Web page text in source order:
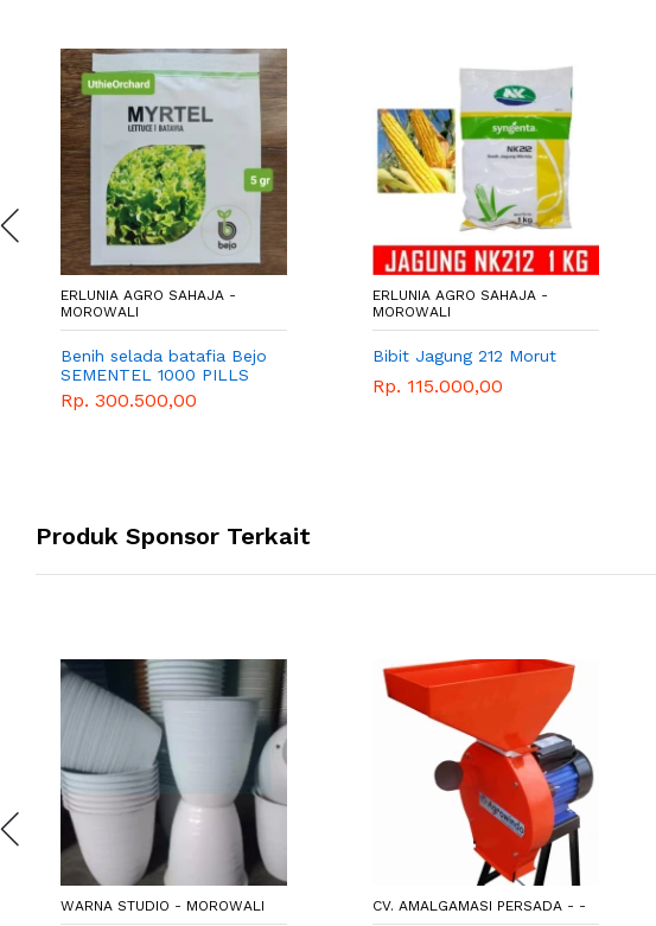
ERLUNIA AGRO SAHAJA -
MOROWALI
Benih selada batafia Bejo
SEMENTEL 1000 PILLS
Rp. 300.500,00
ERLUNIA AGRO SAHAJA -
MOROWALI
Bibit Jagung 212 Morut
Rp. 115.000,00
Produk Sponsor Terkait
WARNA STUDIO - MOROWALI CV. AMALGAMASI PERSADA - -